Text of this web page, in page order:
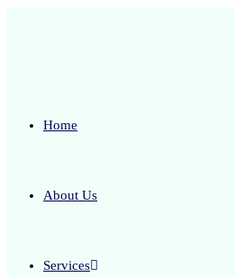
Home
About Us
Services